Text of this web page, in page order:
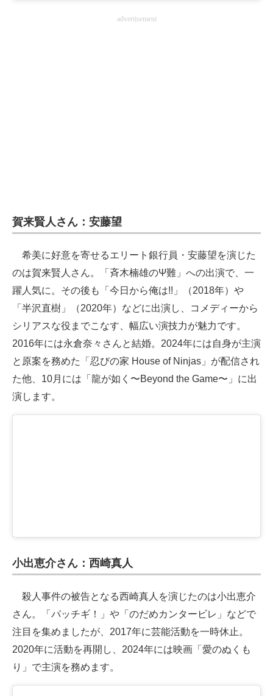
advertisement
賀来賢人さん：安藤望
希美に好意を寄せるエリート銀行員・安藤望を演じた
のは賀来賢人さん。「斉木楠雄のΨ難」への出演で、一
躍人気に。その後も「今日から俺は!!」（2018年）や
「半沢直樹」（2020年）などに出演し、コメディーから
シリアスな役までこなす、幅広い演技力が魅力です。
2016年には永倉奈々さんと結婚。2024年には自身が主演
と原案を務めた「忍びの家 House of Ninjas」が配信され
た他、10月には「龍が如く〜Beyond the Game〜」に出
演します。
小出恵介さん：西崎真人
殺人事件の被告となる西崎真人を演じたのは小出恵介
さん。「パッチギ！」や「のだめカンタービレ」などで
注目を集めましたが、2017年に芸能活動を一時休止。
2020年に活動を再開し、2024年には映画「愛のぬくも
り」で主演を務めます。